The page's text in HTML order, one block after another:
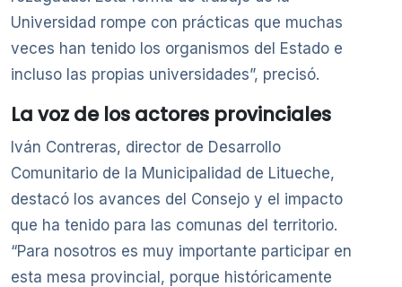
Universidad rompe con prácticas que muchas
veces han tenido los organismos del Estado e
incluso las propias universidades”, precisó.
La voz de los actores provinciales
Iván Contreras, director de Desarrollo
Comunitario de la Municipalidad de Litueche,
destacó los avances del Consejo y el impacto
que ha tenido para las comunas del territorio.
“Para nosotros es muy importante participar en
esta mesa provincial, porque históricamente